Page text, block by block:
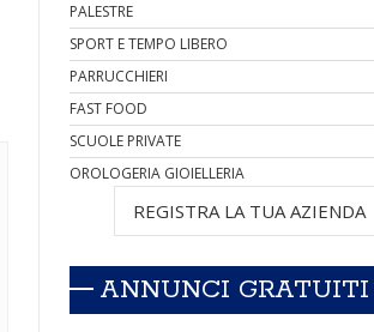
PALESTRE
SPORT E TEMPO LIBERO
PARRUCCHIERI
FAST FOOD
SCUOLE PRIVATE
OROLOGERIA GIOIELLERIA
REGISTRA LA TUA AZIENDA
ANNUNCI GRATUITI